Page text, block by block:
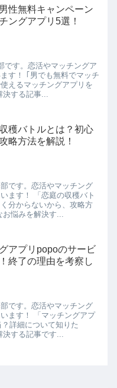
性無料キャンペーン
ングアプリ5選！
です。恋活やマッチングア
す！ ｢男でも無料でマッチ
えるマッチングアプリを
する記事...
穫バトルとは？初心
略方法を解説！
です。恋活やマッチング
ます！ 「恋庭の収穫バト
分からないから、攻略方
お悩みを解決す...
アプリpopoのサービ
終了の理由を考察し
です。恋活やマッチング
ます！ 「マッチングアプ
詳細について知りた
決する記事です...